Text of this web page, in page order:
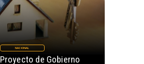
Proyecto de Gobierno
NACIONAL